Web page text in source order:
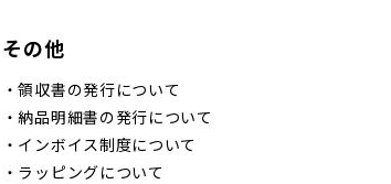
その他
・領収書の発行について
・納品明細書の発行について
・ インボイス制度について
・ ラッピングについて